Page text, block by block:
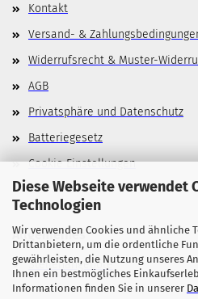
Diese Webseite verwendet
Technologien
Wir verwenden Cookies und ähnliche
Drittanbietern, um die ordentliche
gewährleisten, die Nutzung unseres
Ihnen ein bestmögliches
Informationen finden Sie in unserer
Kontakt
Versand- &
Widerrufsrecht & Muster-
AGB
Privatsphäre und Datenschutz
Batteriegesetz
Cookie Einstellungen
Allgemeines
Stellenangebote